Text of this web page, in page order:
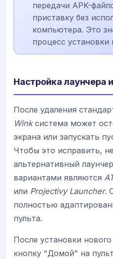
передачи APK-
приставку без
компьютера. Это
процесс
Настройка лаунчера
После удаления
Winkсистема может
экрана или запускать
Чтобы это исправить,
альтернативный
вариантами являются
или Projectivy Launcher.
полностью
пульта.
После установки
кнопку "Домой" на